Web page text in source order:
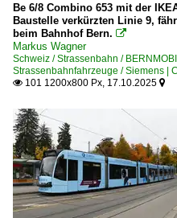
Be 6/8 Combino 653 mit der
Baustelle verkürzten Linie 9,
beim Bahnhof Bern. 
Markus Wagner
Schweiz / Strassenbahn /
Strassenbahnfahrzeuge / Siemens |
 101 1200x800 Px, 17.10.2025 